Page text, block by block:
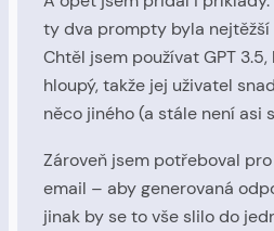
ty dva prompty byla nejtěžší
Chtěl jsem používat GPT
hloupý, takže jej uživatel
něco jiného (a stále není asi
Zároveň jsem potřeboval
email – aby generovaná
jinak by se to vše slilo do